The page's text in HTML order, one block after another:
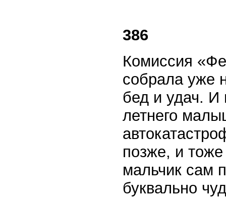
386
Комиссия
собрала уже
бед и удач. И
летнего
позже, и
мальчик сам
буквально